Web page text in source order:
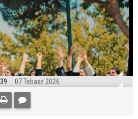
07 Tebaxe 2026